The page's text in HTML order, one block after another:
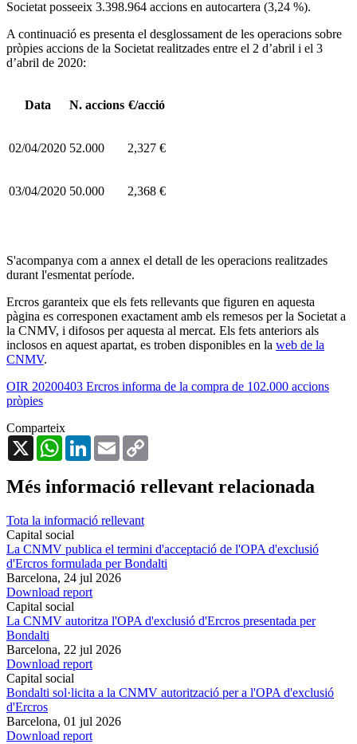
Societat posseeix 3.398.964 accions en autocartera (3,24 %).
A continuació es presenta el desglossament de les operacions sobre
pròpies accions de la Societat realitzades entre el 2 d’abril i el 3
d’abril de 2020:
Data N. accions €/acció
02/04/2020 52.000 2,327 €
03/04/2020 50.000 2,368 €
S'acompanya com a annex el detall de les operacions realitzades
durant l'esmentat període.
Ercros garanteix que els fets rellevants que figuren en aquesta
pàgina es corresponen exactament amb els remesos per la Societat a
la CNMV, i difosos per aquesta al mercat. Els fets anteriors als
inclosos en aquest apartat, es troben disponibles en la web de la
CNMV.
OIR 20200403 Ercros informa de la compra de 102.000 accions
pròpies
Comparteix
X
WhatsAppLinkedInEmail
Més informació rellevant relacionada
Tota la informació rellevant
Capital social
La CNMV publica el termini d'acceptació de l'OPA d'exclusió
d'Ercros formulada per Bondalti
Barcelona, 24 jul 2026
Download report
Capital social
La CNMV autoritza l'OPA d'exclusió d'Ercros presentada per
Bondalti
Barcelona, 22 jul 2026
Download report
Capital social
Bondalti sol·licita a la CNMV autorització per a l'OPA d'exclusió
d'Ercros
Barcelona, 01 jul 2026
Download report